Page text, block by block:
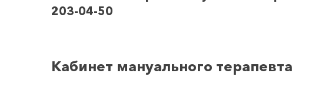
203-04-50
Кабинет мануального терапевта